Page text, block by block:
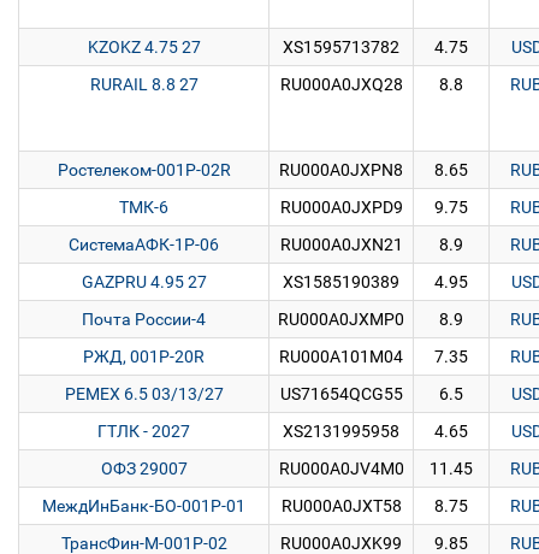
KZOKZ 4.75 27 XS1595713782 4.75
RURAIL 8.8 27
RU000A0JXQ28 8.8
Ростелеком-001P-02R RU000A0JXPN8 8.65
ТМК-6
RU000A0JXPD9 9.75
СистемаАФК-1Р-06
RU000A0JXN21 8.9
GAZPRU 4.95 27
XS1585190389 4.95
Почта России-4
RU000A0JXMP0 8.9
РЖД, 001P-20R
RU000A101M04 7.35
PEMEX 6.5 03/13/27
US71654QCG55 6.5
ГТЛК - 2027
XS2131995958 4.65
ОФЗ 29007
RU000A0JV4M0 11.45
МеждИнБанк-БО-001P-01
RU000A0JXT58 8.75
ТрансФин-М-001Р-02
RU000A0JXK99 9.85